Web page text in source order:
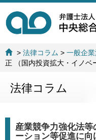
>法律コラム >一般企
正 （国内投資拡大・イノベ
法律コラム
産業競争力強化法
ーション等促進に向